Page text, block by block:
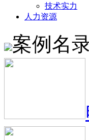
技术实力
人力资源
案例名录